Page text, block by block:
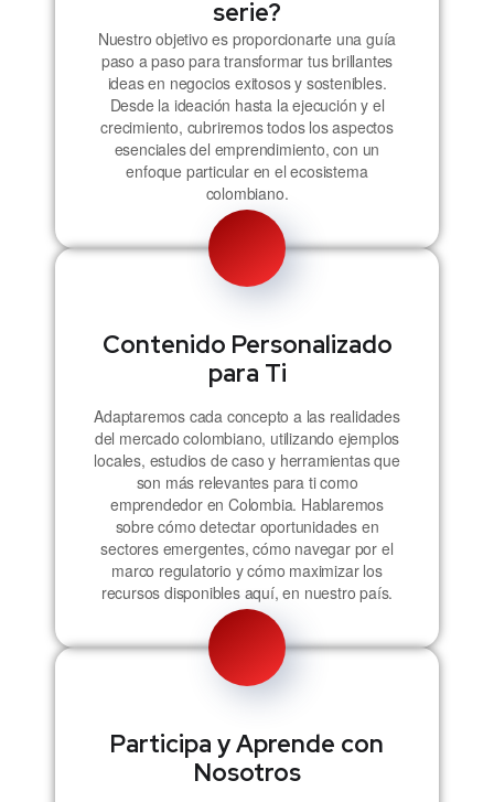
serie?
Nuestro objetivo es proporcionarte una guía
paso a paso para transformar tus brillantes
ideas en negocios exitosos y sostenibles.
Desde la ideación hasta la ejecución y el
crecimiento, cubriremos todos los aspectos
esenciales del emprendimiento, con un
enfoque particular en el ecosistema
colombiano.
Contenido Personalizado
para Ti
Adaptaremos cada concepto a las realidades
del mercado colombiano, utilizando ejemplos
locales, estudios de caso y herramientas que
son más relevantes para ti como
emprendedor en Colombia. Hablaremos
sobre cómo detectar oportunidades en
sectores emergentes, cómo navegar por el
marco regulatorio y cómo maximizar los
recursos disponibles aquí, en nuestro país.
Participa y Aprende con
Nosotros